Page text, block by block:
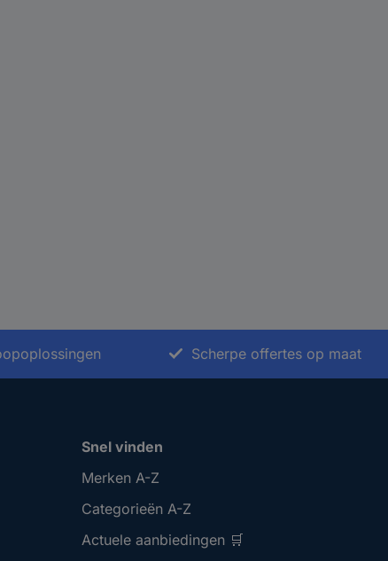
Scherpe offertes op maat
Snel vinden
Merken A-Z
Categorieën A-Z
Actuele aanbiedingen 🛒